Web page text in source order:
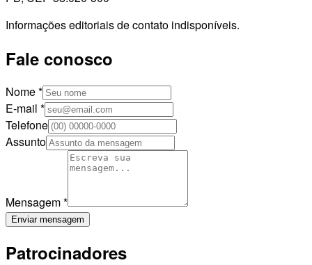
Informações editoriais de contato indisponíveis.
Fale conosco
Nome*
E-mail *
Telefone
Assunto
Mensagem*
Enviar mensagem
Patrocinadores